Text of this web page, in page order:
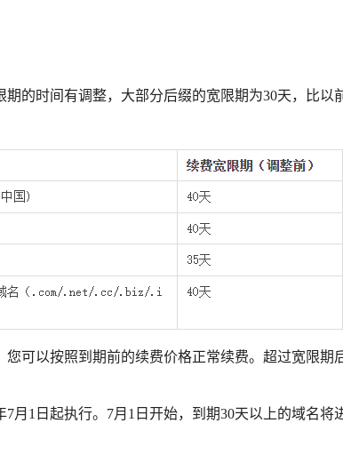
期的时间有调整，大部分后缀的宽限期为30天，比以
您可以按照到期前的续费价格正常续费。超过宽限期
7月1日起执行。7月1日开始，到期30天以上的域名将